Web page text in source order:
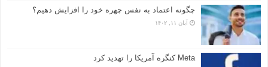
چگونه اعتماد به نفس چهره خود را افزایش دهیم؟
آبان ۱۱, ۱۴۰۲
Meta کنگره آمریکا را تهدید کرد